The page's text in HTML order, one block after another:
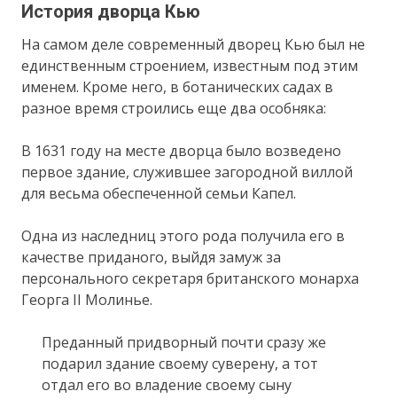
История дворца Кью
На самом деле современный дворец Кью был не
единственным строением, известным под этим
именем. Кроме него, в ботанических садах в
разное время строились еще два особняка:
В 1631 году на месте дворца было возведено
первое здание, служившее загородной виллой
для весьма обеспеченной семьи Капел.
Одна из наследниц этого рода получила его в
качестве приданого, выйдя замуж за
персонального секретаря британского монарха
Георга II Молинье.
Преданный придворный почти сразу же
подарил здание своему суверену, а тот
отдал его во владение своему сыну